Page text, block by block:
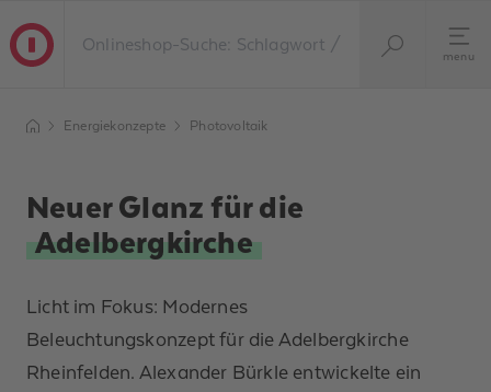
menu
Energiekonzepte Photovoltaik
Neuer Glanz für die
Adelbergkirche
Licht im Fokus: Modernes
Beleuchtungskonzept für die Adelbergkirche
Rheinfelden. Alexander Bürkle entwickelte ein